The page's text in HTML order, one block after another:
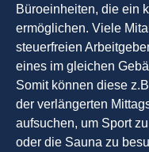
Büroeinheiten, die ein
ermöglichen. Viele
steuerfreien
eines im gleichen
Somit können diese
der verlängerten
aufsuchen, um Sport
oder die Sauna zu